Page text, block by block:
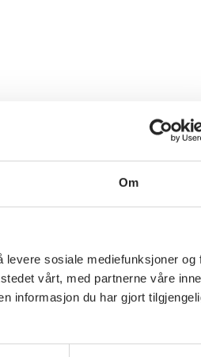
Om
sosiale mediefunksjoner og
vårt, med partnerne våre
informasjon du har gjort